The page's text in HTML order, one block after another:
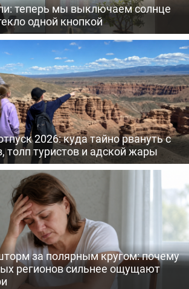
теперь мы выключаем солнце
одной кнопкой
2026: куда тайно рвануть с
толп туристов и адской жары
за полярным кругом: почему
регионов сильнее ощущают